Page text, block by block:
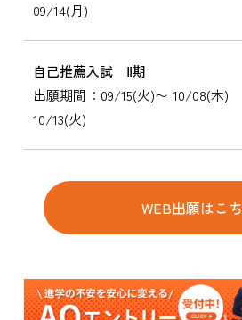
09/14(月)
自己推薦入試 Ⅱ期
出願期間：09/15(火)〜 10/08(木)
10/13(火)
WEB出願はこ